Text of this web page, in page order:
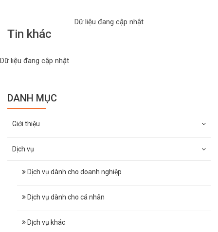
Dữ liệu đang cập nhật
Tin khác
Dữ liệu đang cập nhật
DANH MỤC
Giới thiệu
Dịch vụ
Dịch vụ dành cho doanh nghiệp
Dịch vụ dành cho cá nhân
Dịch vụ khác